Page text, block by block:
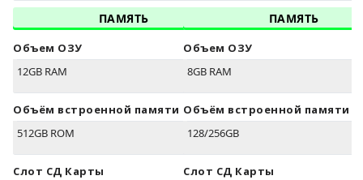
ПАМЯТЬ
Объем ОЗУ
12GB RAM
Объём встроенной памяти
512GB ROM
Слот СД Карты
ПАМЯТЬ
Объем ОЗУ
8GB RAM
Объём встроенной памяти
128/256GB
Слот СД Карты